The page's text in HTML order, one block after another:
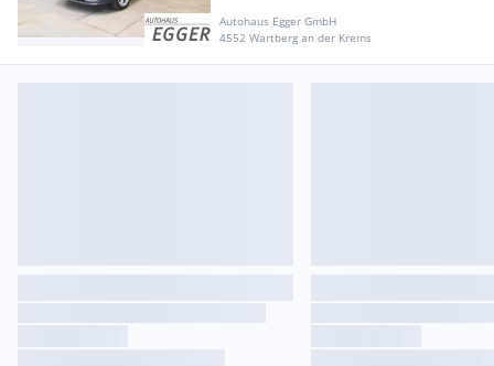
Autohaus Egger GmbH
4552 Wartberg an der Krems